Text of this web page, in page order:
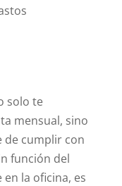
solo te
mensual, sino
de cumplir con
función del
la oficina, es